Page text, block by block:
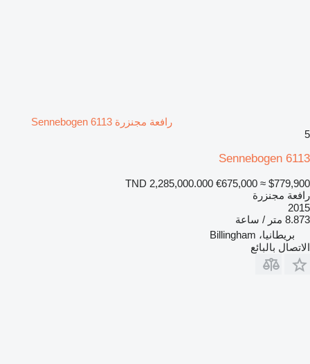
رافعة مجنزرة Sennebogen 6113
5
Sennebogen 6113
TND 2,285,000.000 €675,000 ≈ $779,900
رافعة مجنزرة
2015
8.873 متر / ساعة
بريطانيا، Billingham
الاتصال بالبائع